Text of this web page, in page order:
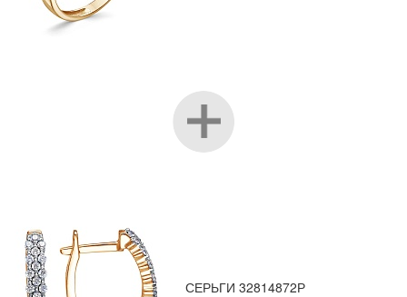
СЕРЬГИ 32814872Р